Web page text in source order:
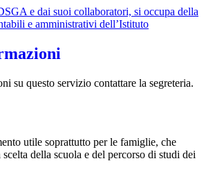
e dai suoi collaboratori, si occupa della
e amministrativi dell’Istituto
su questo servizio contattare la segreteria.
utile soprattutto per le famiglie, che
della scuola e del percorso di studi dei